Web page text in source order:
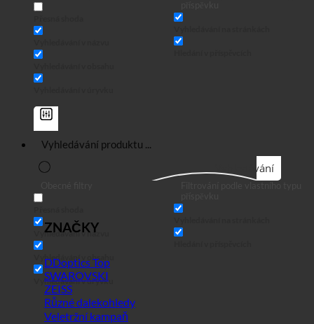
Vyhledávání
Vyhledávání v názvu
Vyhledávání v obsahu
Vyhledávání v úryvku
ZNAČKY
DDoptics
SWAROVSKI
ZEISS
Různé dalekohledy
Veletržní kampaň